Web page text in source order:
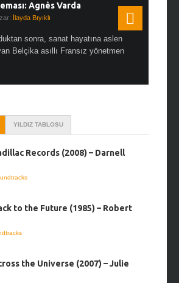
Agnès Varda
İlayda Bıyıklı
sonra, sanat hayatına aslen
Belçika asıllı Fransız yönetmen
YILDIZ TABLOSU
Records (2008) – Darnell
to the Future (1985) – Robert
the Universe (2007) – Julie